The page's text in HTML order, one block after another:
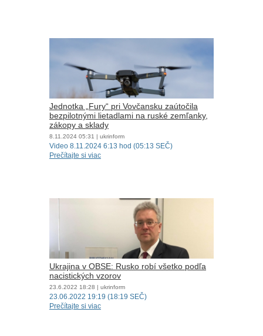
Jednotka „Fury“ pri Vovčansku zaútočila
bezpilotnými lietadlami na ruské zemľanky,
zákopy a sklady
8.11.2024 05:31 | ukrinform
Video 8.11.2024 6:13 hod (05:13 SEČ)
Prečítajte si viac
Ukrajina v OBSE: Rusko robí všetko podľa
nacistických vzorov
23.6.2022 18:28 | ukrinform
23.06.2022 19:19 (18:19 SEČ)
Prečítajte si viac